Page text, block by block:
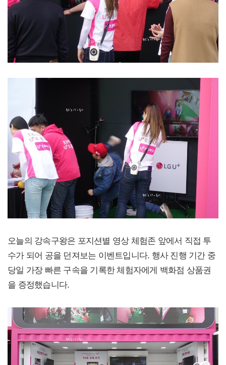
오늘의 강속구왕은 포지션별 영상 체험존 앞에서 직접 투
수가 되어 공을 던져보는 이벤트입니다. 행사 진행 기간 중
당일 가장 빠른 구속을 기록한 체험자에게 백화점 상품권
을 증정했습니다.